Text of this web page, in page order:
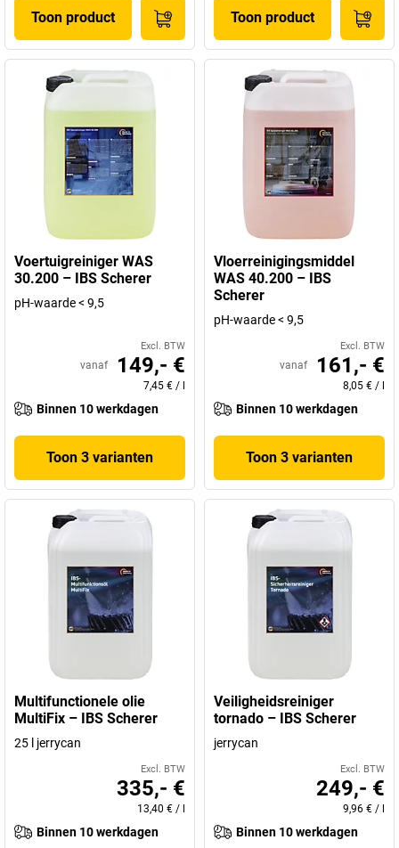
Toon product Toon product
Voertuigreiniger WAS
30.200 – IBS Scherer
pH-waarde < 9,5
Excl. BTW
vanaf 149,- €
7,45 € /
Binnen 10 werkdagen
Toon 3 varianten
Vloerreinigingsmiddel
WAS 40.200 – IBS
Scherer
pH-waarde < 9,5
Excl. BTW
vanaf 161,- €
8,05 € /
Binnen 10 werkdagen
Toon 3 varianten
Multifunctionele olie
MultiFix – IBS Scherer
25 l jerrycan
Excl. BTW
335,- €
13,40 € /
Binnen 10 werkdagen
Veiligheidsreiniger
tornado – IBS Scherer
jerrycan
Excl. BTW
249,- €
9,96 € /
Binnen 10 werkdagen